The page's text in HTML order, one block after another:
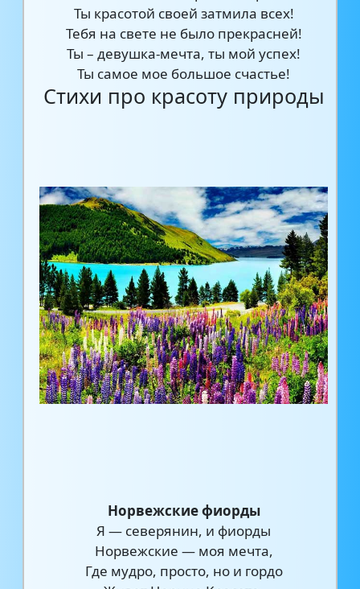
Ты красотой своей затмила всех!
Тебя на свете не было прекрасней!
Ты – девушка-мечта, ты мой успех!
Ты самое мое большое счастье!
Стихи про красоту природы
Норвежские фиорды
Я — северянин, и фиорды
Норвежские — моя мечта,
Где мудро, просто, но и гордо